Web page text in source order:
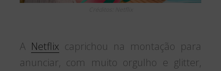
A Netflix caprichou na montação para
anunciar, com muito orgulho e glitter,